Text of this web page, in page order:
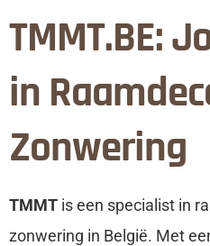
TMMT.BE:
in
Zonwering
TMMT is een specialist in
zonwering in België. Met